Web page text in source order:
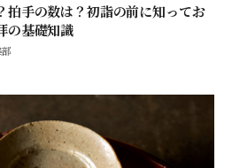
拍手の数は？初詣の前に知ってお
の基礎知識